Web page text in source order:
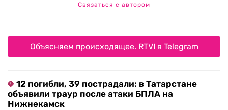
Связаться с автором
Объясняем происходящее. RTVI в Telegram
12 погибли, 39 пострадали: в Татарстане
объявили траур после атаки БПЛА на
Нижнекамск